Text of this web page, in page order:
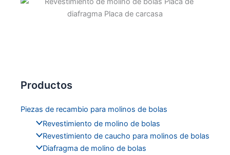
Productos
Piezas de recambio para molinos de bolas
Revestimiento de molino de bolas
Revestimiento de caucho para molinos de bolas
Diafragma de molino de bolas